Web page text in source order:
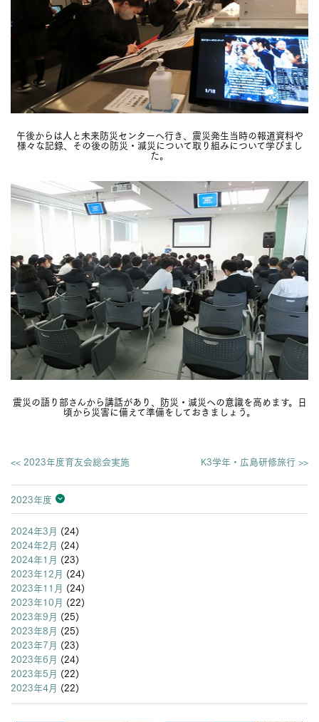
午後からは人と未来防災センターへ行き、震災発生当時の報道資料や
様々な記録、その後の防災・減災について取り組みについて学びまし
た。
震災の語り部さんから講話があり、防災・減災への意識を高めます。日
頃から災害に備えて準備をしておきましょう。
<< 2023年度育友会総会実施 K3学年・広島研修旅行 >>
2023年度
2026年度
2025年度
2024年度
2023年度
2022年度
2021年度
2020年度
2019年度
2018年度
2017年度
2016年度
2015年度
2014年度
2013年度
2024年3月 (24)
2024年2月 (24)
2024年1月 (23)
2023年12月 (24)
2023年11月 (24)
2023年10月 (22)
2023年9月 (25)
2023年8月 (25)
2023年7月 (23)
2023年6月 (24)
2023年5月 (22)
2023年4月 (22)